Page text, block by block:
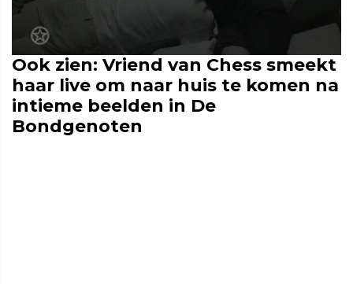
Ook zien: Vriend van Chess smeekt
haar live om naar huis te komen na
intieme beelden in De
Bondgenoten